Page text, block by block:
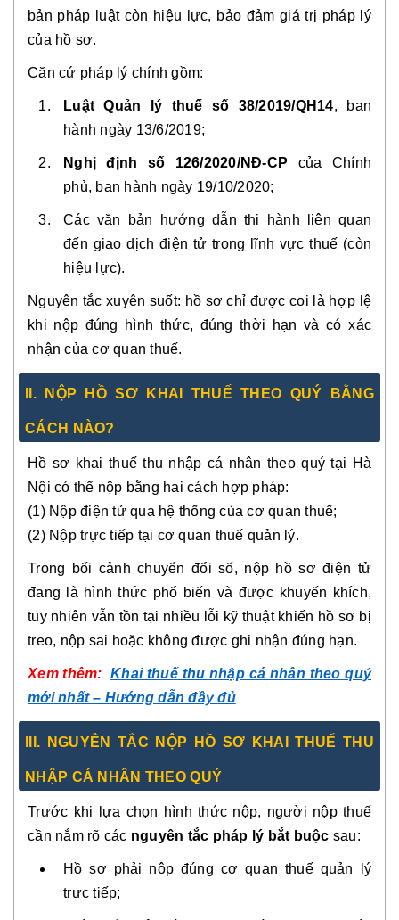
bản pháp luật còn hiệu lực, bảo đảm giá trị pháp lý
của hồ sơ.
Căn cứ pháp lý chính gồm:
Luật Quản lý thuế số 38/2019/QH14, ban
hành ngày 13/6/2019;
Nghị định số 126/2020/NĐ-CP của Chính
phủ, ban hành ngày 19/10/2020;
Các văn bản hướng dẫn thi hành liên quan
đến giao dịch điện tử trong lĩnh vực thuế (còn
hiệu lực).
Nguyên tắc xuyên suốt: hồ sơ chỉ được coi là hợp lệ
khi nộp đúng hình thức, đúng thời hạn và có xác
nhận của cơ quan thuế.
II. NỘP HỒ SƠ KHAI THUẾ THEO QUÝ BẰNG
CÁCH NÀO?
Hồ sơ khai thuế thu nhập cá nhân theo quý tại Hà
Nội có thể nộp bằng hai cách hợp pháp:
(1) Nộp điện tử qua hệ thống của cơ quan thuế;
(2) Nộp trực tiếp tại cơ quan thuế quản lý.
Trong bối cảnh chuyển đổi số, nộp hồ sơ điện tử
đang là hình thức phổ biến và được khuyến khích,
tuy nhiên vẫn tồn tại nhiều lỗi kỹ thuật khiến hồ sơ bị
treo, nộp sai hoặc không được ghi nhận đúng hạn.
Xem thêm: Khai thuế thu nhập cá nhân theo quý
mới nhất – Hướng dẫn đầy đủ
III. NGUYÊN TẮC NỘP HỒ SƠ KHAI THUẾ THU
NHẬP CÁ NHÂN THEO QUÝ
Trước khi lựa chọn hình thức nộp, người nộp thuế
cần nắm rõ các nguyên tắc pháp lý bắt buộc sau:
Hồ sơ phải nộp đúng cơ quan thuế quản lý
trực tiếp;